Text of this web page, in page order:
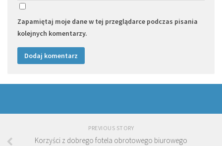
Zapamiętaj moje dane w tej przeglądarce podczas pisania
kolejnych komentarzy.
PREVIOUS STORY
Korzyści z dobrego fotela obrotowego biurowego